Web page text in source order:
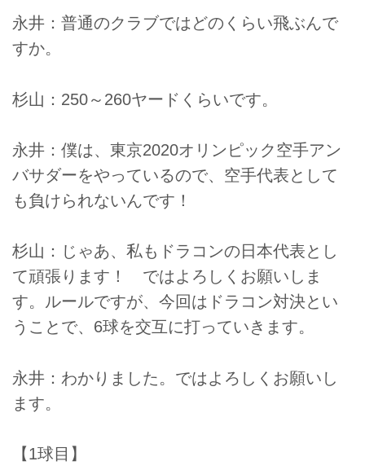
永井：普通のクラブではどのくらい飛ぶんで
すか。
杉山：250～260ヤードくらいです。
永井：僕は、東京2020オリンピック空手アン
バサダーをやっているので、空手代表として
も負けられないんです！
杉山：じゃあ、私もドラコンの日本代表とし
て頑張ります！ ではよろしくお願いしま
す。ルールですが、今回はドラコン対決とい
うことで、6球を交互に打っていきます。
永井：わかりました。ではよろしくお願いし
ます。
【1球目】